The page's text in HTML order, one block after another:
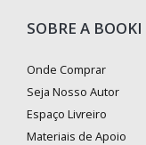
SOBRE A BOOKI
Onde Comprar
Seja Nosso Autor
Espaço Livreiro
Materiais de Apoio